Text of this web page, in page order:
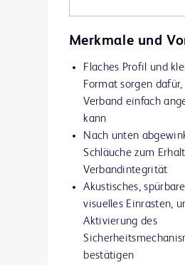
Merkmale und
Flaches Profil und
Format sorgen dafür,
Verband einfach
kann
Nach unten
Schläuche zum
Verbandintegrität
Akustisches,
visuelles Einrasten,
Aktivierung des
bestätigen